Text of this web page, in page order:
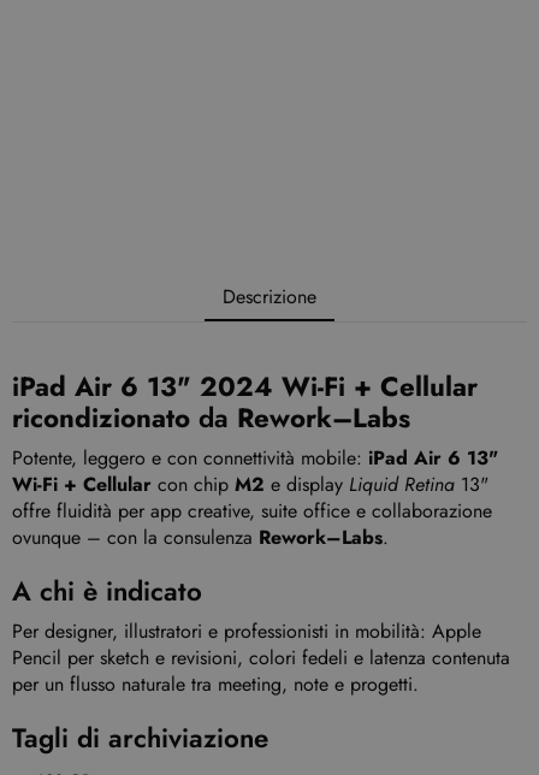
Descrizione
iPad Air 6 13" 2024 Wi-Fi + Cellular
ricondizionato da Rework–Labs
Potente, leggero e con connettività mobile: iPad Air 6 13"
Wi-Fi + Cellular con chip M2 e display Liquid Retina 13"
offre fluidità per app creative, suite office e collaborazione
ovunque – con la consulenza Rework–Labs.
A chi è indicato
Per designer, illustratori e professionisti in mobilità: Apple
Pencil per sketch e revisioni, colori fedeli e latenza contenuta
per un flusso naturale tra meeting, note e progetti.
Tagli di archiviazione